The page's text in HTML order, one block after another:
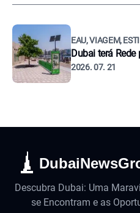
EAU, VIAGEM,
Dubai terá Rede
2026. 07. 21
Descubra Dubai: Uma
se Encontram e as